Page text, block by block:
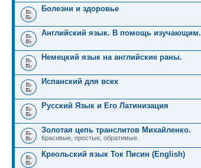
Болезни и здоровье
Английский язык. В помощь изучающим.
Немецкий язык на английские раны.
Испанский для всех
Русский Язык и Его Латинизация
Золотая цепь транслитов Михайленко.
Красивые, простые, обратимые.
Креольский язык Ток Писин (English)